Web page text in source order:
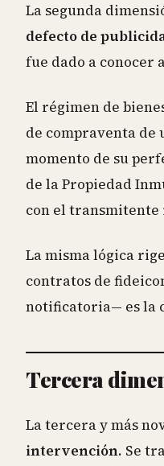
La segunda
defecto de
fue dado a conocer
El régimen de
de compraventa de
momento de su
de la Propiedad
con el
La misma lógica
contratos de
notificatoria— es la
Tercera
La tercera y más
intervención. Se